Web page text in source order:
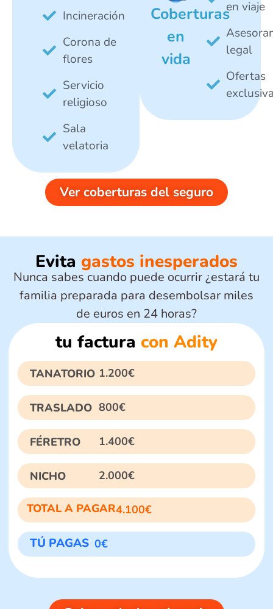
Incineración
Corona de
flores
Servicio
religioso
Sala
velatoria
Coberturas
en
vida
en viaje
legal
Ofertas
Ver coberturas del seguro
Evita gastos inesperados
Nunca sabes cuando puede ocurrir ¿estará tu
familia preparada para desembolsar miles
de euros en 24 horas?
tu factura con Adity
TANATORIO 1.200€
TRASLADO 800€
FÉRETRO 1.400€
NICHO 2.000€
TOTAL A PAGAR4.100€
TÚ PAGAS 0€